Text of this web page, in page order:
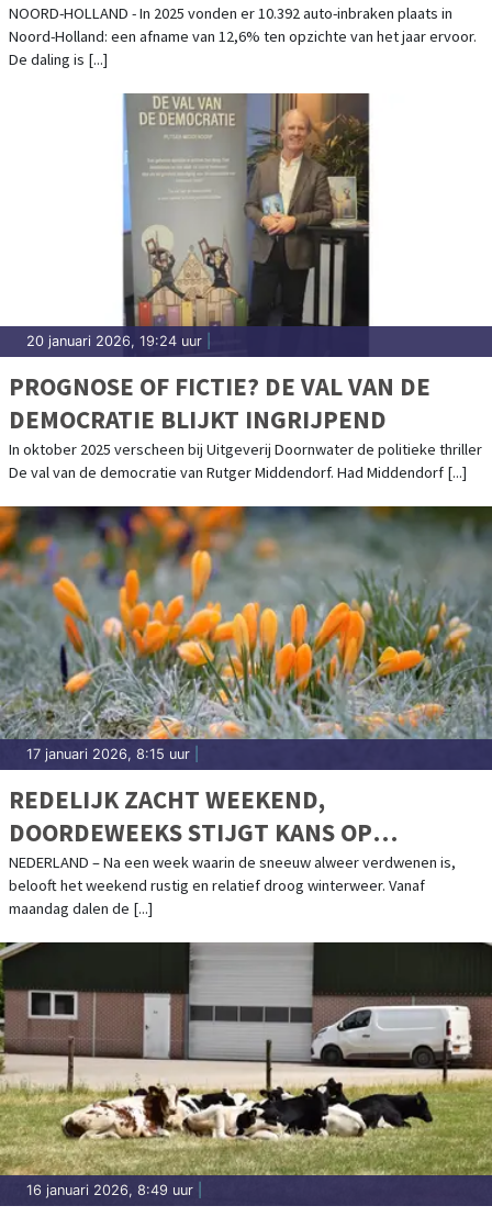
NOORD-HOLLAND - In 2025 vonden er 10.392 auto-inbraken plaats in
Noord-Holland: een afname van 12,6% ten opzichte van het jaar ervoor.
De daling is [...]
20 januari 2026, 19:24 uur
PROGNOSE OF FICTIE? DE VAL VAN DE
DEMOCRATIE BLIJKT INGRIJPEND
In oktober 2025 verscheen bij Uitgeverij Doornwater de politieke thriller
De val van de democratie van Rutger Middendorf. Had Middendorf [...]
17 januari 2026, 8:15 uur
REDELIJK ZACHT WEEKEND,
DOORDEWEEKS STIJGT KANS OP
NACHTVORST
NEDERLAND – Na een week waarin de sneeuw alweer verdwenen is,
belooft het weekend rustig en relatief droog winterweer. Vanaf
maandag dalen de [...]
16 januari 2026, 8:49 uur